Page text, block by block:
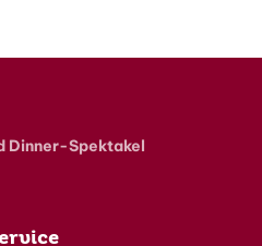
Dinner-Spektakel